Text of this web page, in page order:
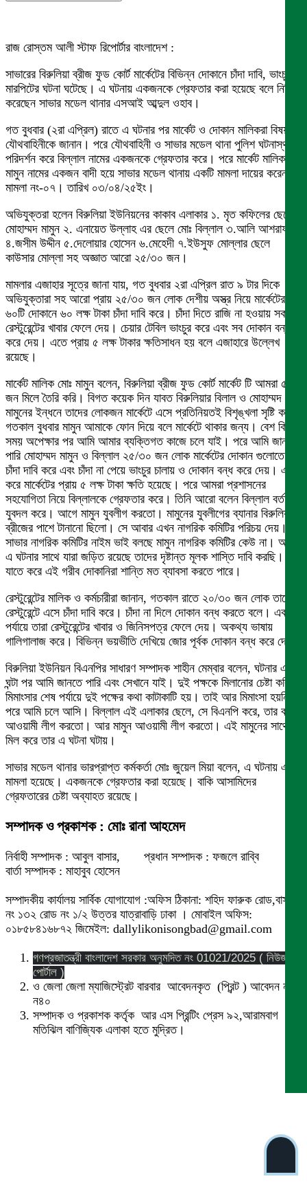
রাজ রোস্তম আলী স্টাফ রিপোর্টার বাংলাদেশ :
সাভারের বিরুলিয়া ব্রীজ ফুড কোর্ট মার্কেটের বিভিন্ন দোকানে চাঁদা দাবি, ভাংচুর ও
মারপিটের ঘটনা ঘটেছে। এ ঘটনায় একজনকে গ্রেফতার করা হয়েছে বলে নিশ্চিত
করেছেন সাভার মডেল থানার এসআই আব্দুল ওহাব।
গত বুধবার (২রা এপ্রিল) রাতে এ ঘটনার পর মার্কেট ও দোকান মালিকরা বিষয়টি
যৌথবাহিনীকে জানান। পরে যৌথবাহিনী ও সাভার মডেল থানা পুলিশ ঘটনাস্থল
পরিদর্শন করে বিল্লাল নামের একজনকে গ্রেফতার করে। পরে মার্কেট মালিক
মামুন নামের একজন বাদী হয়ে সাভার মডেল থানায় একটি মামলা দায়ের করেন।
মামলা নং-০৭। তারিখ ০৩/০৪/২৫ইং।
অভিযুক্তরা হলেন বিরুলিয়া ইউনিয়নের কাকাব এলাকার ১. মৃত কফিলের ছেলে
মোহাম্মদ মামুন ২. এনায়েত উল্লাহ এর ছেলে মোঃ বিল্লাল ৩.আলি আশরাফ
৪.জসীম উদ্দীন ৫.দেলোয়ার হোসেন ৬.মেহেদী ৭.ইউসুফ মোল্লার ছেলে
কাউসার মোল্লা সহ অজ্ঞাত আরো ২৫/৩০ জন।
মামলার এজাহার সূত্রে জানা যায়, গত বুধবার ২রা এপ্রিল রাত ৯ টার দিকে
অভিযুক্তারা সহ আরো প্রায় ২৫/৩০ জন লোক দেশীয় অস্ত্র নিয়ে মার্কেটের
৬০টি দোকানে ৬০ লক্ষ টাকা চাঁদা দাবি করে। চাঁদা দিতে রাজি না হওয়ায় সকল
রেস্টুরেন্টের খাবার ফেলে দেয়। চেয়ার টেবিল ভাংচুর করে এবং সব দোকান বন্ধ
করে দেয়। এতে প্রায় ৫ লক্ষ টাকার ক্ষতিসাধন হয় বলে এজাহারে উল্লেখ
রয়েছে।
মার্কেট মালিক মোঃ মামুন বলেন, বিরুলিয়া ব্রীজ ফুড কোর্ট মার্কেট টি আমরা ৫
জন মিলে তৈরি করি। বিগত কয়েক দিন যাবত বিরুলিয়ার বিলাল ও মোহাম্মদ
মামুনের ইন্ধনে তাদের লোকজন মার্কেটে এসে প্রতিনিয়তই বিশৃঙ্খলা সৃষ্টি করে।
গতকাল বুধবার মামুন আমাকে ফোন দিয়ে বলে মার্কেটে থাকার জন্য। বেশ কিছু
সময় অপেক্ষার পর আমি আমার ব্যক্তিগত কাজে চলে যাই। পরে আমি জানতে
পারি মোহাম্মদ মামুন ও বিল্লাল ২৫/৩০ জন লোক মার্কেটের দোকান গুলোতে
চাঁদা দাবি করে এবং চাঁদা না পেয়ে ভাংচুর চালায় ও দোকান বন্ধ করে দেয়। এতে
করে মার্কেটের প্রায় ৫ লক্ষ টাকা ক্ষতি হয়েছে। পরে আমরা প্রশাসনের
সহযোগিতা নিয়ে বিল্লালকে গ্রেফতার করে। তিনি আরো বলেন বিল্লাল বর্তমানে
যুবদল করে। আগে মামুন যুবলীগ করতো। মামুনের যুবলীগের ব্যানার বিরুলিয়া
ব্রীজের পাশে টানানো ছিলো। সে আবার এখন নাগরিক কমিটির পরিচয় দেয়।
সাভার নাগরিক কমিটির নাইম ভাই বলছে মামুন নাগরিক কমিটির কেউ না। আমি
এ ঘটনার সাথে যারা জড়িত রয়েছে তাদের দৃষ্টান্ত মূলক শাস্তি দাবি করছি।
যাতে করে এই গরীব দোকানিরা শান্তি মত ব্যাবসা করতে পারে।
রেস্টুরেন্টের মালিক ও কর্মচারীরা জানান, গতকাল রাতে ২০/৩০ জন লোক তাদের
রেস্টুরেন্টে এসে চাঁদা দাবি করে। চাঁদা না দিলে দোকান বন্ধ করতে বলে। এক
পর্যায়ে তারা রেস্টুরেন্টের খাবার ও জিনিসপত্র ফেলে দেয়। অকথ্য ভাষায়
গালিগালাজ করে। বিভিন্ন ভয়ভীতি দেখিয়ে জোর পূর্বক দোকান বন্ধ করে দেয়।
বিরুলিয়া ইউনিয়ন বিএনপির সাধারণ সম্পাদক শাহীন মেম্বার বলেন, ঘটনার এক
ঘন্টা পর আমি জানতে পারি এবং সেখানে যাই। দুই পক্ষকে মিলানোর চেষ্টা করি।
মিমাংসার শেষ পর্যায়ে দুই পক্ষের কথা কাটাকাটি হয়। তাই আর মিমাংসা হয়নি।
পরে আমি চলে আসি। বিল্লাল এই এলাকার ছেলে, সে বিএনপি করে, তার বাবা
আওয়ামী লীগ করতো। আর মামুন আওয়ামী লীগ করতো। এই মামুনের সাথে
মিল করে তার এ ঘটনা ঘটায়।
সাভার মডেল থানার ভারপ্রাপ্ত কর্মকর্তা মোঃ জুয়েল মিয়া বলেন, এ ঘটনায় একটি
মামলা হয়েছে। একজনকে গ্রেফতার করা হয়েছে। বাকি আসামিদের
গ্রেফতারের চেষ্টা অব্যাহত রয়েছে।
সম্পাদক ও প্রকাশক : মোঃ রানা আহমেদ
নির্বাহী সম্পাদক : আবুল বাসার, প্রধান সম্পাদক : ফজলে রাব্বি
বার্তা সম্পাদক : মাহাবুব হোসেন
সম্পাদকীয় কার্যালয় সার্বিক যোগাযোগ :অফিস ঠিকানা: শহিদ ফারুক রোড,বাসা
নং ১৩২ রোড নং ১/২ উত্তর যাত্রাবাড়ি ঢাকা । মোবাইল অফিস:
০১৮৫৮৪১৬৮৭২ জিমেইল: dallylikonisongbad@gmail.com
গণপ্রজাতন্ত্রী বাংলাদেশ সরকার অনুমদিত নং 01021/2025 ( নিউজ
পোর্টাল )
ও জেলা জেলা ম্যাজিস্ট্রেট বারবার আবেদনকৃত (প্রিন্ট ) আবেদন নং
ন৪০
সম্পাদক ও প্রকাশক কর্তৃক আর এস প্রিন্টিং প্রেস ৯২,আরামবাগ
মতিঝিল বাণিজ্যিক এলাকা হতে মুদ্রিত।